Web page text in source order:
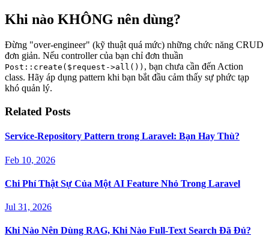
Khi nào KHÔNG nên dùng?
Đừng "over-engineer" (kỹ thuật quá mức) những chức năng CRUD
đơn giản. Nếu controller của bạn chỉ đơn thuần
Post::create($request->all()) , bạn chưa cần đến Action
class. Hãy áp dụng pattern khi bạn bắt đầu cảm thấy sự phức tạp
khó quản lý.
Related Posts
Service-Repository Pattern trong Laravel: Bạn Hay Thù?
Feb 10, 2026
Chi Phí Thật Sự Của Một AI Feature Nhỏ Trong Laravel
Jul 31, 2026
Khi Nào Nên Dùng RAG, Khi Nào Full-Text Search Đã Đủ?